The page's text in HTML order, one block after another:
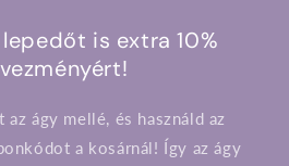
is extra 10%
ágy mellé, és használd az
a kosárnál! Így az ágy